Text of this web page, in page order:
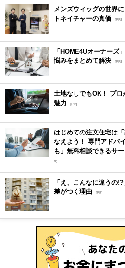
メンズウィッグの世界
トネイチャーの真価 [PR]
「HOME4Uオーナーズ
悩みをまとめて解決 [PR]
土地なしでもOK！ プ
魅力
[PR]
はじめての注文住宅は
なえよう！ 専門アドバ
も」無料相談できるサ
R]
「え、こんなに違うの
差がつく理由 [PR]